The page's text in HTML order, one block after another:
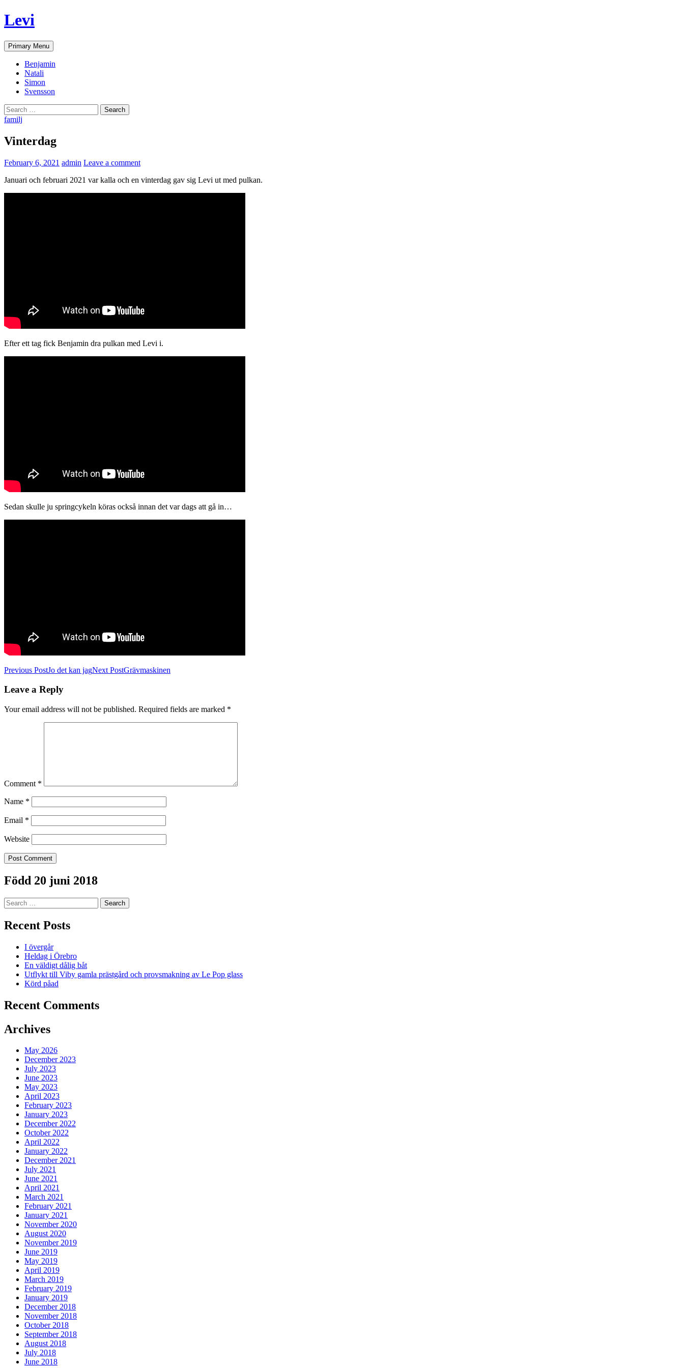
Skip
to
Levi
Search
Primary Menu
Benjamin
Natali
Simon
Svensson
Search
for:
familj
Vinterdag
February 6, 2021 admin Leave a comment
Januari och februari 2021 var kalla och en vinterdag gav sig Levi ut med pulkan.
Efter ett tag fick Benjamin dra pulkan med Levi i.
Sedan skulle ju springcykeln köras också innan det var dags att gå in…
Post
navigation
Previous PostJo det kan jagNext PostGrävmaskinen
Leave a Reply
Your email address will not be published. Required fields are marked *
Comment *
Name *
Email *
Website
Född 20 juni 2018
Search
for:
Recent Posts
I övergår
Heldag i Örebro
En väldigt dålig båt
Utflykt till Viby gamla prästgård och provsmakning av Le Pop glass
Körd påad
Recent Comments
Archives
May 2026
December 2023
July 2023
June 2023
May 2023
April 2023
February 2023
January 2023
December 2022
October 2022
April 2022
January 2022
December 2021
July 2021
June 2021
April 2021
March 2021
February 2021
January 2021
November 2020
August 2020
November 2019
June 2019
May 2019
April 2019
March 2019
February 2019
January 2019
December 2018
November 2018
October 2018
September 2018
August 2018
July 2018
June 2018